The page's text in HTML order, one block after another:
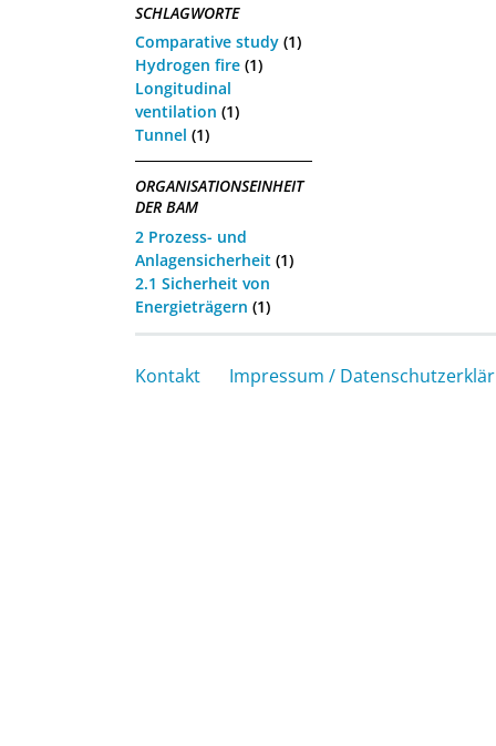
SCHLAGWORTE
Comparative study (1)
Hydrogen fire (1)
Longitudinal
ventilation (1)
Tunnel (1)
ORGANISATIONSEINHEIT
DER BAM
2 Prozess- und
Anlagensicherheit (1)
2.1 Sicherheit von
Energieträgern (1)
Kontakt Impressum /